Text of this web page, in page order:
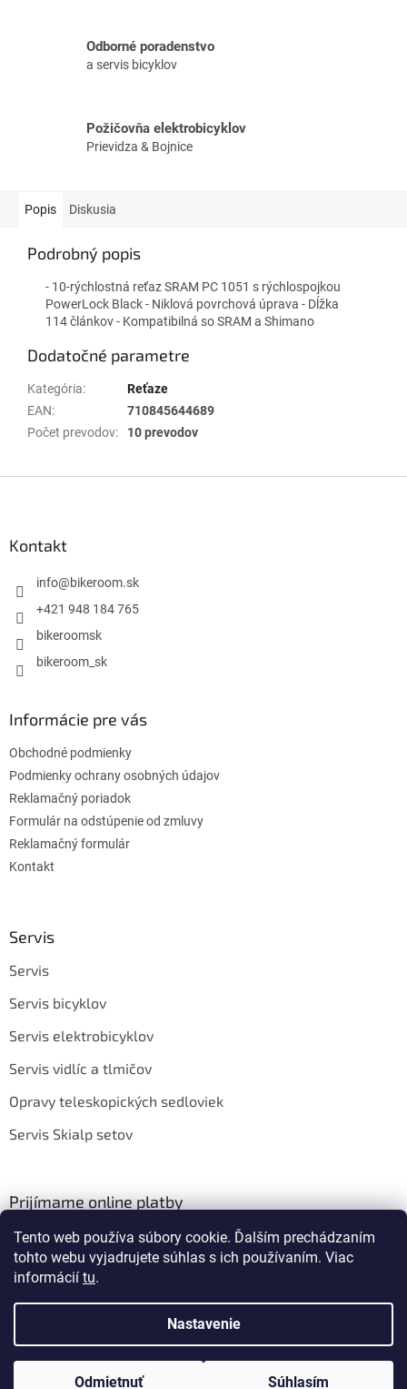
Tento web používa súbory cookie. Ďalším prechádzaním
tohto webu vyjadrujete súhlas s ich používaním. Viac
informácií tu.
Nastavenie
Odmietnuť Súhlasím
Odborné poradenstvo
a servis bicyklov
Požičovňa elektrobicyklov
Prievidza & Bojnice
Popis Diskusia
Podrobný popis
- 10-rýchlostná reťaz SRAM PC 1051 s rýchlospojkou
PowerLock Black - Niklová povrchová úprava - Dĺžka
114 článkov - Kompatibilná so SRAM a Shimano
Dodatočné parametre
Kategória:
Reťaze
EAN:
710845644689
Počet prevodov: 10 prevodov
Kontakt
info@bikeroom.sk
+421 948 184 765
bikeroomsk
bikeroom_sk
Informácie pre vás
Obchodné podmienky
Podmienky ochrany osobných údajov
Reklamačný poriadok
Formulár na odstúpenie od zmluvy
Reklamačný formulár
Kontakt
Servis
Servis
Servis bicyklov
Servis elektrobicyklov
Servis vidlíc a tlmičov
Opravy teleskopických sedloviek
Servis Skialp setov
Prijímame online platby
Vytvoril Shoptet
Copyright 2026 . Všetky práva vyhradené.